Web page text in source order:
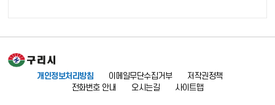
개인정보처리방침 이메일무단수집거부
저작권정책
전화번호 안내
오시는길 사이트맵